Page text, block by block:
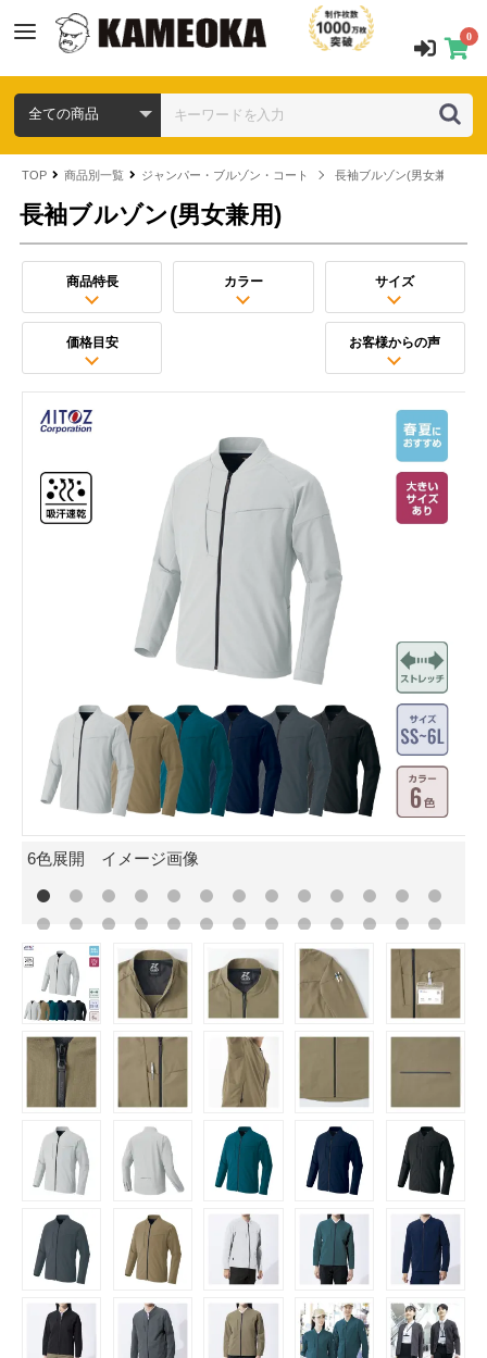
0
TOP 商品別一覧 ジャンパー・ブルゾン・コート 長袖ブルゾン(男女兼用)
長袖ブルゾン(男女兼用)
商品特長 カラー サイズ
価格目安 お客様からの声
6色展開 イメージ画像